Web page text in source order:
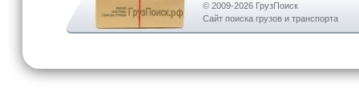
© 2009-2026 ГрузПоиск
Сайт поиска грузов и транспорта